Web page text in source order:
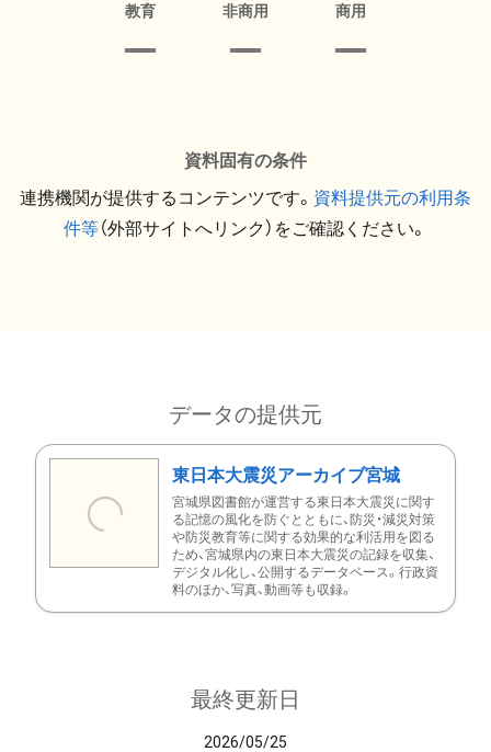
教育 非商用 商用
資料固有の条件
連携機関が提供するコンテンツです。 資料提供元の利用条
件等（外部サイトへリンク）をご確認ください。
データの提供元
東日本大震災アーカイブ宮城
宮城県図書館が運営する東日本大震災に関す
る記憶の風化を防ぐとともに、防災・減災対策
や防災教育等に関する効果的な利活用を図る
ため、宮城県内の東日本大震災の記録を収集、
デジタル化し、公開するデータベース。行政資
料のほか、写真、動画等も収録。
最終更新日
2026/05/25